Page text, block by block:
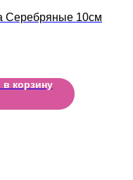
Серебряные 10см
корзину